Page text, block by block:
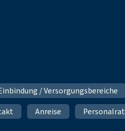
/ Versorgungsbereiche
Anreise Personalrat